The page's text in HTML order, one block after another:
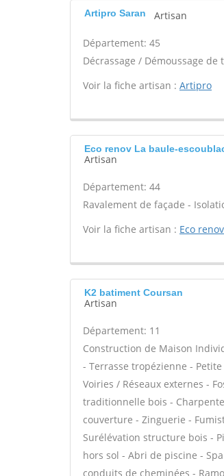
Artipro Saran Artisan
Département: 45
Décrassage / Démoussage de
Voir la fiche artisan : Artipro
Eco renov La baule-
Artisan
Département: 44
Ravalement de façade -
Voir la fiche artisan : Eco renov
K2 batiment Coursan
Artisan
Département: 11
Construction de Maison
- Terrasse tropézienne -
Voiries / Réseaux externes -
traditionnelle bois -
couverture - Zinguerie -
Surélévation structure bois -
hors sol - Abri de piscine -
conduits de cheminées -